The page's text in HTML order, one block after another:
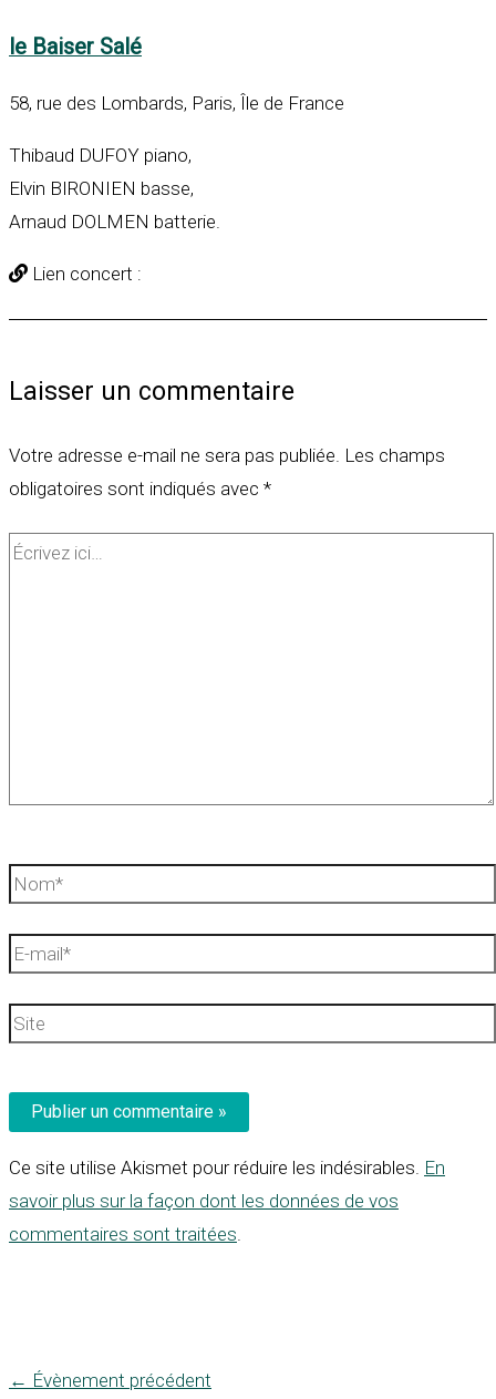
le Baiser Salé
58, rue des Lombards, Paris, Île de France
Thibaud DUFOY piano,
Elvin BIRONIEN basse,
Arnaud DOLMEN batterie.
Lien concert :
Laisser un commentaire
Votre adresse e-mail ne sera pas publiée. Les champs
obligatoires sont indiqués avec *
Écrivez
Nom*
E-
Site
Ce site utilise Akismet pour réduire les indésirables. En
savoir plus sur la façon dont les données de vos
commentaires sont traitées
← Évènement précédent